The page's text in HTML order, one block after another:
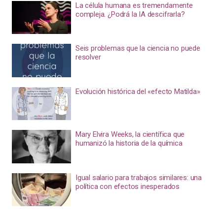
La célula humana es tremendamente
compleja. ¿Podrá la IA descifrarla?
Seis problemas que la ciencia no puede
resolver
Evolución histórica del «efecto Matilda»
Mary Elvira Weeks, la científica que
humanizó la historia de la química
Igual salario para trabajos similares: una
política con efectos inesperados